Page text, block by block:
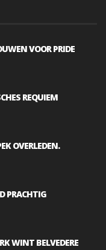
VOOR PRIDE
REQUIEM
OVERLEDEN.
PRACHTIG
WINT BELVEDERE